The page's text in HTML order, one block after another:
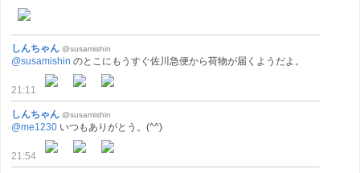
しんちゃん @susamishin
@susamishin のとこにもうすぐ佐川急便から荷物が届くようだよ。
21:11
しんちゃん @susamishin
@me1230 いつもありがとう。(^^)
21:54